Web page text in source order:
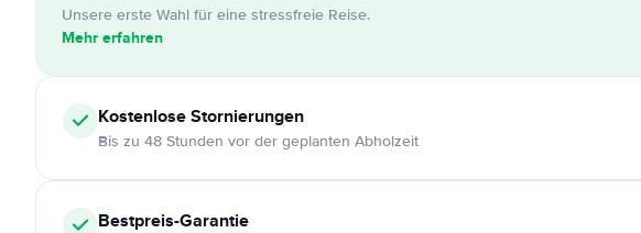
Unsere erste Wahl für eine stressfreie Reise.
Mehr erfahren
KostenloseStornierungen
Bis zu 48 Stunden vor der geplanten Abholzeit
Bestpreis-Garantie